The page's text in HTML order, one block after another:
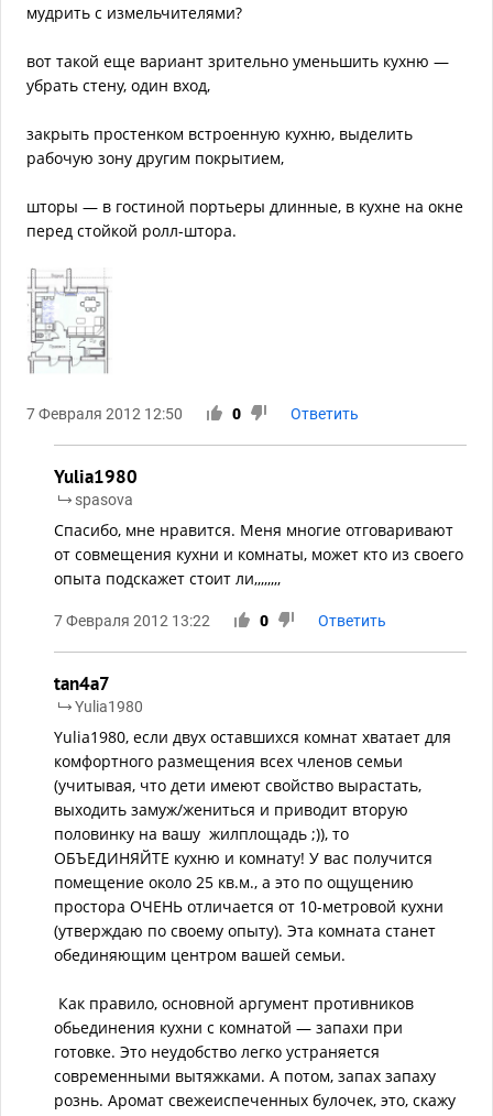
мудрить с измельчителями?
вот такой еще вариант зрительно уменьшить кухню —
убрать стену, один вход,
закрыть простенком встроенную кухню, выделить
рабочую зону другим покрытием,
шторы — в гостиной портьеры длинные, в кухне на окне
перед стойкой ролл-штора.
7 Февраля 2012 12:50 0 Ответить
Yulia1980
spasova
Спасибо, мне нравится. Меня многие отговаривают
от совмещения кухни и комнаты, может кто из своего
опыта подскажет стоит ли,,,,,,,,
7 Февраля 2012 13:22 0 Ответить
tan4a7
Yulia1980
Yulia1980, если двух оставшихся комнат хватает для
комфортного размещения всех членов семьи
(учитывая, что дети имеют свойство вырастать,
выходить замуж/жениться и приводит вторую
половинку на вашу жилплощадь ;)), то
ОБЪЕДИНЯЙТЕ кухню и комнату! У вас получится
помещение около 25 кв.м., а это по ощущению
простора ОЧЕНЬ отличается от 10-метровой кухни
(утверждаю по своему опыту). Эта комната станет
обединяющим центром вашей семьи.
Как правило, основной аргумент противников
обьединения кухни с комнатой — запахи при
готовке. Это неудобство легко устраняется
современными вытяжками. А потом, запах запаху
рознь. Аромат свежеиспеченных булочек, это, скажу